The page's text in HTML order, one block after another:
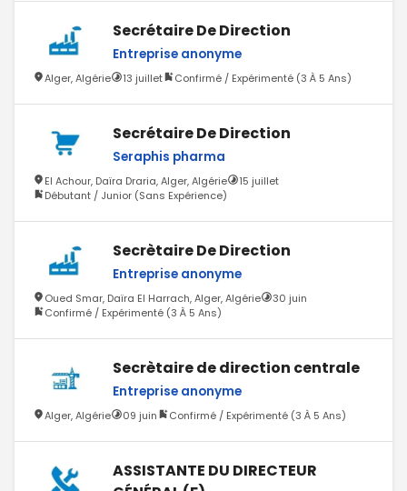
Secrétaire De Direction
Entreprise anonyme
Alger, Algérie 13 juillet Confirmé / Expérimenté (3 À 5 Ans)
Secrétaire De Direction
Seraphis pharma
El Achour, Daïra Draria, Alger, Algérie
15 juillet
Débutant / Junior (Sans Expérience)
Secrètaire De Direction
Entreprise anonyme
Oued Smar, Daïra El Harrach, Alger, Algérie
30 juin
Confirmé / Expérimenté (3 À 5 Ans)
Secrètaire de direction centrale
Entreprise anonyme
Alger, Algérie 09 juin Confirmé / Expérimenté (3 À 5 Ans)
ASSISTANTE DU DIRECTEUR